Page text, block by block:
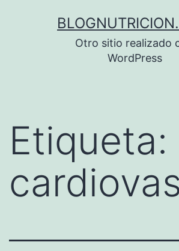
Otro sitio realizado
WordPress
Etiqueta: